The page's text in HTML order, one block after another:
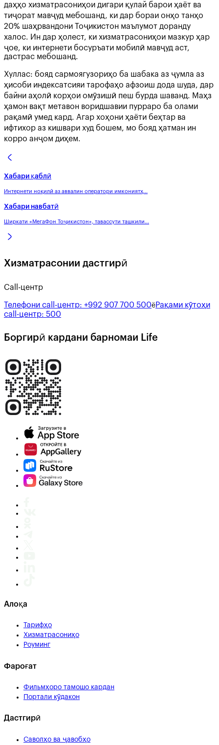
даҳҳо хизматрасониҳои дигари қулай барои ҳаёт ва
тиҷорат мавҷуд мебошанд, ки дар бораи онҳо танҳо
20% шаҳрвандони Тоҷикистон маълумот доранду
халос. Ин дар ҳолест, ки хизматрасониҳои мазкур ҳар
ҷое, ки интернети босуръати мобилӣ мавҷуд аст,
дастрас мебошанд.
Хуллас: бояд сармоягузориҳо ба шабака аз ҷумла аз
ҳисоби индексатсияи тарофаҳо афзоиш дода шуда, дар
байни аҳолӣ корҳои омӯзишӣ пеш бурда шаванд. Маҳз
ҳамон вақт метавон воридшавии пурраро ба олами
рақамӣ умед кард. Агар хоҳони ҳаёти беҳтар ва
ифтихор аз кишвари худ бошем, мо бояд ҳатман ин
корро анҷом диҳем.
Хабари қаблӣ
Интернети ноқилӣ аз аввалин оператори имкониятҳ...
Хабари навбатӣ
Ширкати «МегаФон Тоҷикистон», тавассути ташкили...
Хизматрасонии дастгирӣ
Call-центр
Телефони call-центр: +992 907 700 500ёРақами кӯтоҳи
call-центр: 500
Боргирӣ кардани барномаи Life
Алоқа
Тарифҳо
Хизматрасониҳо
Роуминг
Фароғат
Фильмҳоро тамошо кардан
Портали кӯдакон
Дастгирӣ
Саволҳо ва ҷавобҳо